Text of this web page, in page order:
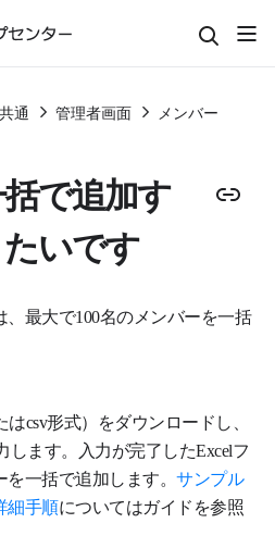
通 管理者画面 メンバー
で追加す
いです
最大で100名のメンバーを一括
csv形式）をダウンロードし、
します。入力が完了したExcelフ
一括で追加します。 サンプル
細手順についてはガイドを参照